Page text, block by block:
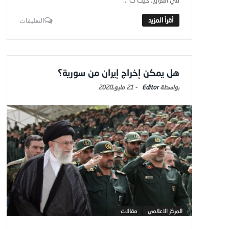
التعليقات
هل يمكن إخراج إيران من سورية؟
Editor
- 21 مايو,2020
المركز الاعلامي مقالات